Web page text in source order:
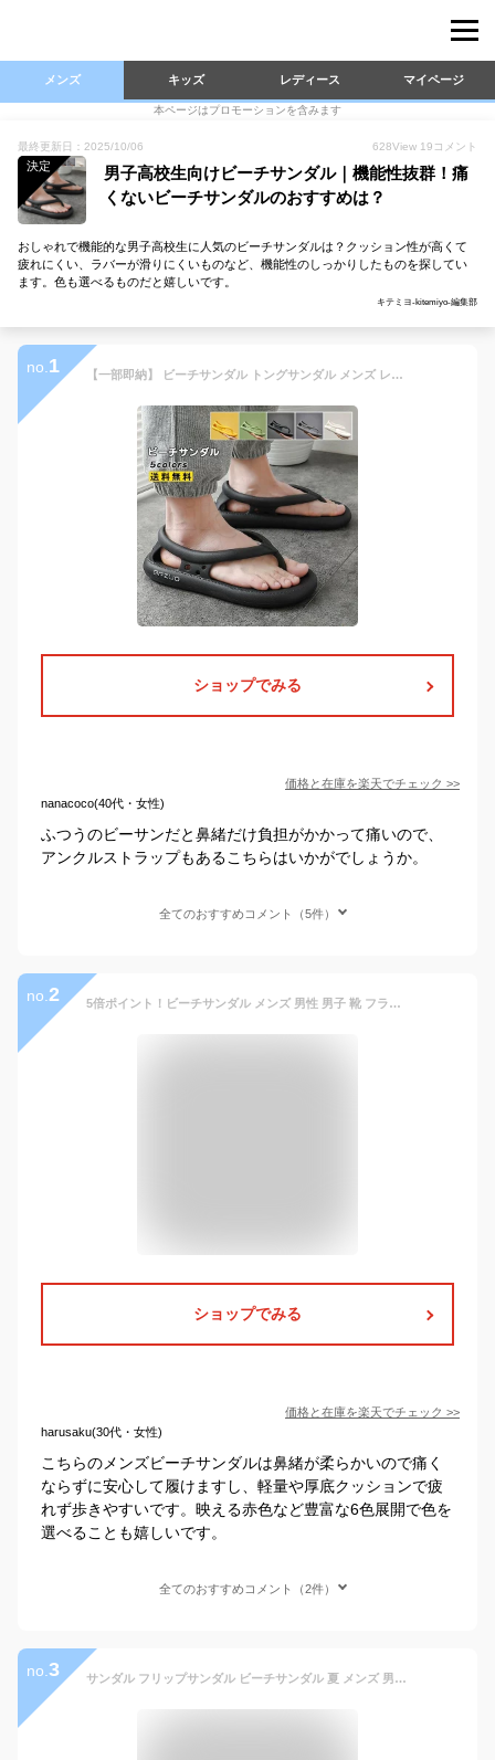
メンズ キッズ レディース マイページ
本ページはプロモーションを含みます
最終更新日：2025/10/06 628View 19 コメント
決定
男子高校生向けビーチサンダル｜機能性抜群！痛
くないビーチサンダルのおすすめは？
おしゃれで機能的な男子高校生に人気のビーチサンダルは？クッション性が高くて
疲れにくい、ラバーが滑りにくいものなど、機能性のしっかりしたものを探してい
ます。色も選べるものだと嬉しいです。
キテミヨ-kitemiyo-編集部
no. 1 【一部即納】 ビーチサンダル トングサンダル メンズ レディース 宅急便送料無料 滑り止め 【父の日ギフト】カジュアルシューズ 靴 コンフォート 歩きやすい 疲れにくい アウトドア 夏用 かっこいい おしゃれ
ショップでみる
価格と在庫を楽天でチェック >>
nanacoco(40代・女性)
ふつうのビーサンだと鼻緒だけ負担がかかって痛いので、
アンクルストラップもあるこちらはいかがでしょうか。
全てのおすすめコメント（5件）
no. 2 5倍ポイント！ビーチサンダル メンズ 男性 男子 靴 フラットサンダル ぺたんこ フラップ トングサンダル カジュアル プール 海水浴 海 川 野外
ショップでみる
価格と在庫を楽天でチェック >>
harusaku(30代・女性)
こちらのメンズビーチサンダルは鼻緒が柔らかいので痛く
ならずに安心して履けますし、軽量や厚底クッションで疲
れず歩きやすいです。映える赤色など豊富な6色展開で色を
選べることも嬉しいです。
全てのおすすめコメント（2件）
no. 3 サンダル フリップサンダル ビーチサンダル 夏 メンズ 男性 紳士 軽量 迷彩 バイカラー おしゃれ 歩きやすい 室内 滑り止め 海 プール 観光 通気性 アウトドア 厚底 柔らかい 疲れにくい 実用的 ルームシューズ あす楽 U-150 母の日 花以外